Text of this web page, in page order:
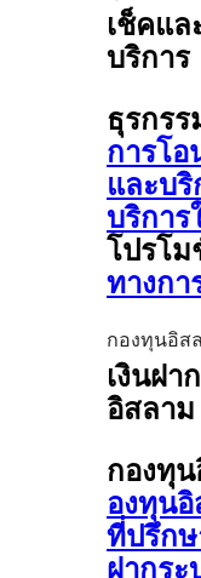
เช็คแล
บริการ
ธุรกรร
การโอ
และบริ
บริการ
โปรโม
ทางกา
กองทุนอิส
เงินฝา
อิสลาม
กองทุน
องทุนอิ
ที่ปรึกษ
ฝากระ